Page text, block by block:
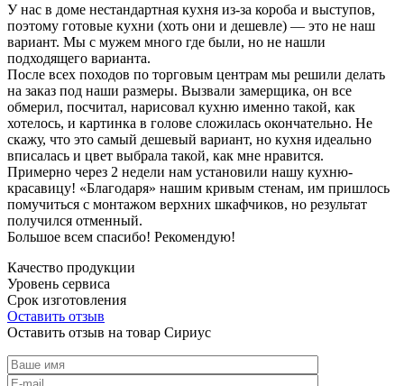
У нас в доме нестандартная кухня из-за короба и выступов,
поэтому готовые кухни (хоть они и дешевле) — это не наш
вариант. Мы с мужем много где были, но не нашли
подходящего варианта.
После всех походов по торговым центрам мы решили делать
на заказ под наши размеры. Вызвали замерщика, он все
обмерил, посчитал, нарисовал кухню именно такой, как
хотелось, и картинка в голове сложилась окончательно. Не
скажу, что это самый дешевый вариант, но кухня идеально
вписалась и цвет выбрала такой, как мне нравится.
Примерно через 2 недели нам установили нашу кухню-
красавицу! «Благодаря» нашим кривым стенам, им пришлось
помучиться с монтажом верхних шкафчиков, но результат
получился отменный.
Большое всем спасибо! Рекомендую!
Качество продукции
Уровень сервиса
Срок изготовления
Оставить отзыв
Оставить отзыв на товар Сириус